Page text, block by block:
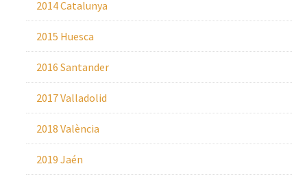
2014 Catalunya
2015 Huesca
2016 Santander
2017 Valladolid
2018 València
2019 Jaén